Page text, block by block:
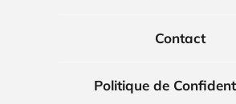
Contact
Politique de